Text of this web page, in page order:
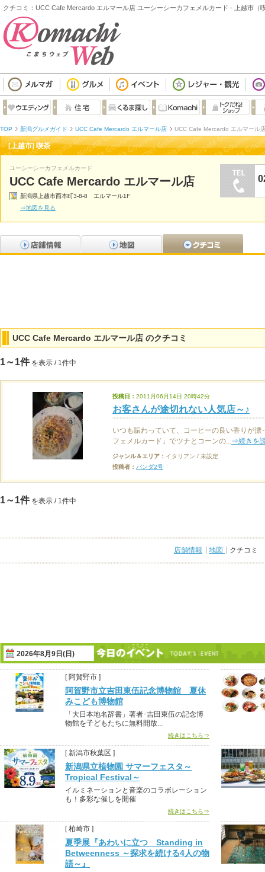
クチコミ：UCC Cafe Mercardo エルマール店 ユーシーシーカフェメルカード - 上越市（
TOP 新潟グルメガイド UCC Cafe Mercardo エルマール店 UCC Cafe Mercardo エルマール
[上越市] 喫茶
ユーシーシーカフェメルカード
UCC Cafe Mercardo エルマール店
新潟県上越市西本町3-8-8 エルマール1F
⇒地図を見る
UCC Cafe Mercardo エルマール店 のクチコミ
1～1件 を表示 / 1件中
投稿日： 2011月06月14日 20時42分
お客さんが途切れない人気店～♪
いつも賑わっていて、コーヒーの良い香りが
フェメルカード」でツナとコーンの...⇒続きを
ジャンル＆エリア： イタリアン / 未設定
投稿者： パンダ2号
1～1件 を表示 / 1件中
店舗情報 地図 クチコミ
2026年8月9日(日)
[ 阿賀野市 ]
阿賀野市立吉田東伍記念博物館 夏休
みこども博物館
「大日本地名辞書」著者･吉田東伍の記念博
物館を子どもたちに無料開放...
続きはこちら⇒
[ 新潟市秋葉区 ]
新潟県立植物園 サマーフェスタ～
Tropical Festival～
イルミネーションと音楽のコラボレーション
も！多彩な催しを開催
続きはこちら⇒
[ 柏崎市 ]
夏季展『あわいに立つ Standing in
Betweenness ～探求を続ける4人の物
語～』